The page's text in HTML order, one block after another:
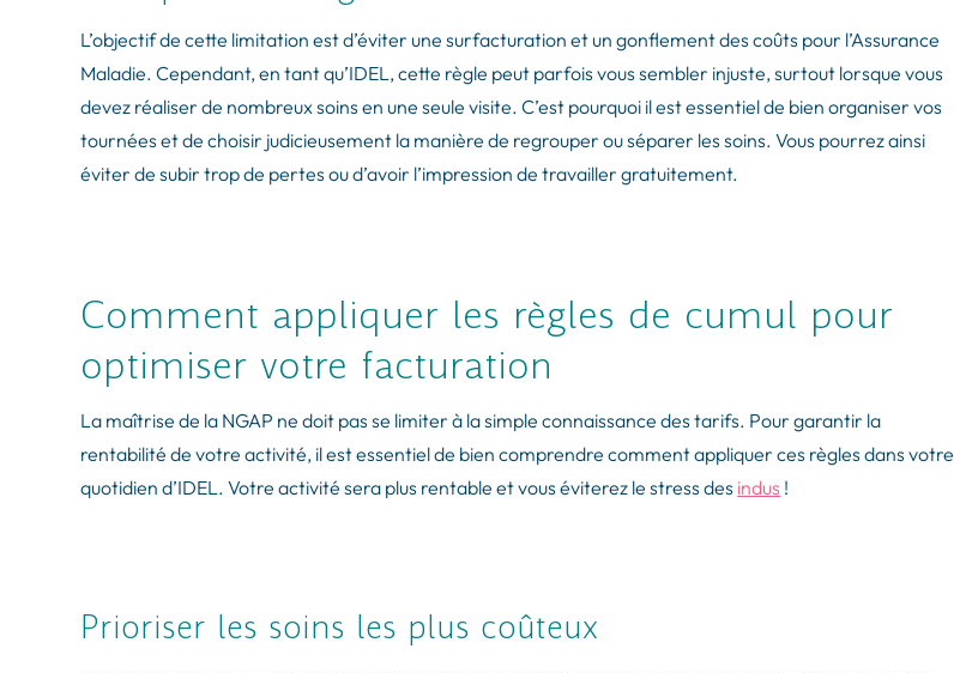
L’objectif de cette limitation est d’éviter une surfacturation et un gonflement des coûts pour l’Assurance
Maladie. Cependant, en tant qu’IDEL, cette règle peut parfois vous sembler injuste, surtout lorsque vous
devez réaliser de nombreux soins en une seule visite. C’est pourquoi il est essentiel de bien organiser vos
tournées et de choisir judicieusement la manière de regrouper ou séparer les soins. Vous pourrez ainsi
éviter de subir trop de pertes ou d’avoir l’impression de travailler gratuitement.
Comment appliquer les règles de cumul pour
optimiser votre facturation
La maîtrise de la NGAP ne doit pas se limiter à la simple connaissance des tarifs. Pour garantir la
rentabilité de votre activité, il est essentiel de bien comprendre comment appliquer ces règles dans votre
quotidien d’IDEL. Votre activité sera plus rentable et vous éviterez le stress des indus !
Prioriser les soins les plus coûteux